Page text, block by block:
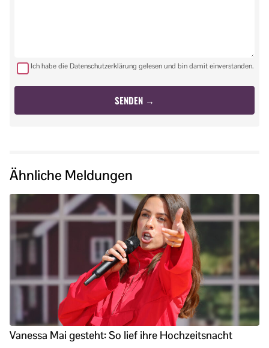
Ich habe die Datenschutzerklärung gelesen und bin damit einverstanden.
Ähnliche Meldungen
Vanessa Mai gesteht: So lief ihre Hochzeitsnacht